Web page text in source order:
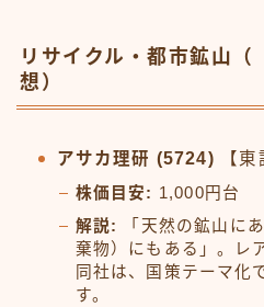
リサイクル・都市鉱山（
想）
アサカ理研 (5724) 【東
株価目安: 1,000円台
解説:
「天然の鉱山に
棄物）にもある」。レ
同社は、国策テーマ化
す。